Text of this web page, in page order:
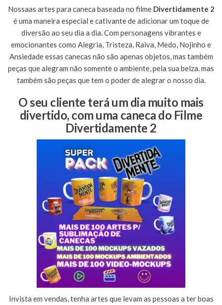
Nossaas artes para caneca baseada no filme Divertidamente 2
é uma maneira especial e cativante de adicionar um toque de
diversão ao seu dia a dia. Com personagens vibrantes e
emocionantes como Alegria, Tristeza, Raiva, Medo, Nojinho e
Ansiedade essas canecas não são apenas objetos, mas também
peças que alegram não somente o ambiente, pela sua belza. mas
também são peças que tem o poder de alegrar o nosso dia.
O seu cliente terá um dia muito mais
divertido, com uma caneca do Filme
Divertidamente 2
Invista em vendas, tenha artes que levam as pessoas a ter boas